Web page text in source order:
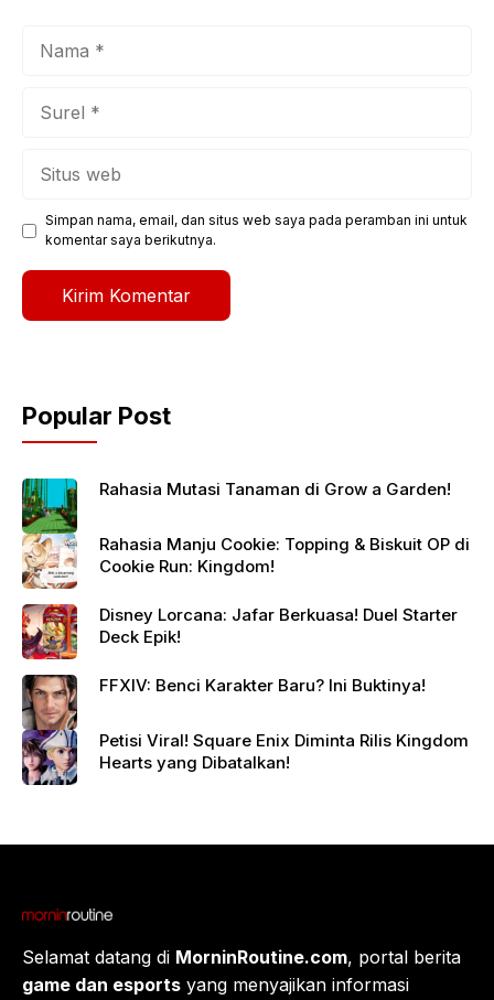
Simpan nama, email, dan situs web saya pada peramban ini untuk
komentar saya berikutnya.
Popular Post
Rahasia Mutasi Tanaman di Grow a Garden!
Rahasia Manju Cookie: Topping & Biskuit OP di
Cookie Run: Kingdom!
Disney Lorcana: Jafar Berkuasa! Duel Starter
Deck Epik!
FFXIV: Benci Karakter Baru? Ini Buktinya!
Petisi Viral! Square Enix Diminta Rilis Kingdom
Hearts yang Dibatalkan!
Selamat datang di MorninRoutine.com, portal berita
game dan esports yang menyajikan informasi